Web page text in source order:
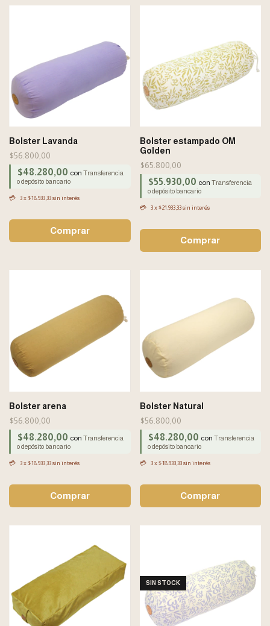
Bolster Lavanda
$56.800,00
$48.280,00 con Transferencia
o depósito bancario
3x$18.933,33sin interés
Bolster estampado OM
Golden
$65.800,00
$55.930,00 con Transferencia
o depósito bancario
3 x$21.933,33 sin interés
Bolster arena
$56.800,00
$48.280,00 con Transferencia
o depósito bancario
3x$18.933,33sin interés
Bolster Natural
$56.800,00
$48.280,00 con Transferencia
o depósito bancario
3 x$18.933,33 sin interés
SIN STOCK